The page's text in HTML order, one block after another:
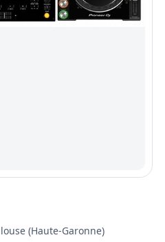
(Haute-Garonne)